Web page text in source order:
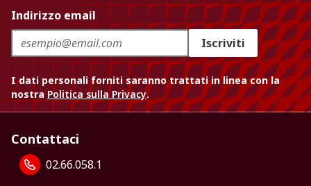
Indirizzo email
Iscriviti
I dati personali forniti saranno trattati in linea con la
nostra Politica sulla Privacy.
Contattaci
02.66.058.1